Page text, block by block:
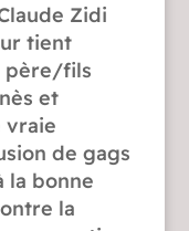
Zidi
tient
père/fils
et
vraie
de gags
la bonne
la